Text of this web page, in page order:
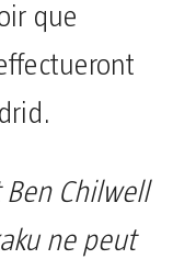
que
Chilwell
ne peut